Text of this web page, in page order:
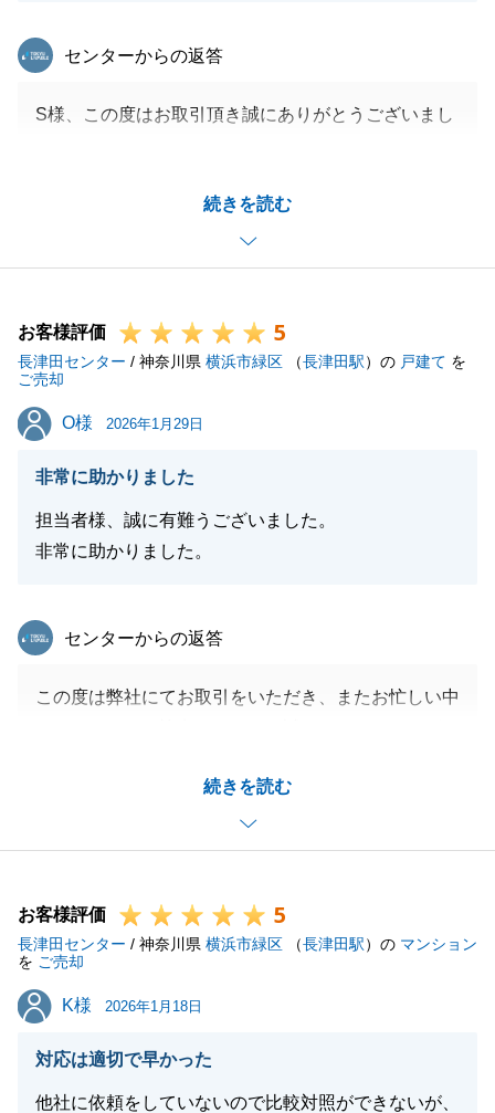
続きを読む
東急リバブル
センターからの返答
S様、この度はお取引頂き誠にありがとうございまし
ただ、これもＳ様のご協力あってこそでございます。
周囲の方に自らお声がけを頂いたおかげで、測量もト
ラブルなく終了し、無事に決済を迎えることができま
是非、ご友人様などのご紹介もお待ち申し上げており
ます。
今後とも末永くよろしくお願いいたします。
お客様評価 5
長津田センター / 神奈川県 横浜市緑区 （長津田駅）の 戸建て を
ご売却
O様
O様 2026年1月29日
非常に助かりました
担当者様、誠に有難うございました。
非常に助かりました。
続きを読む
東急リバブル
センターからの返答
この度は弊社にてお取引をいただき、またお忙しい中
O様の大切なお住まいのご売却を、微力ながらお手伝
いでき、またお役にたてたこと大変光栄でございま
す。
ことができました。
今後も不動産のことでお困りのことがございました
ら、お気軽にご連絡いただければと存じます。
お客様評価 5
長津田センター / 神奈川県 横浜市緑区 （長津田駅）の マンション
を ご売却
K様
K様 2026年1月18日
対応は適切で早かった
他社に依頼をしていないので比較対照ができないが、